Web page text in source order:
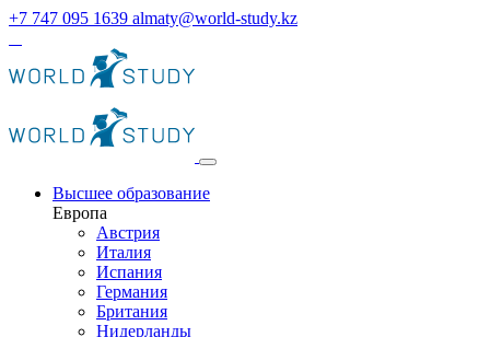
+7 747 095 1639 almaty@world-study.kz
Высшее образование
Европа
Австрия
Италия
Испания
Германия
Британия
Нидерланды